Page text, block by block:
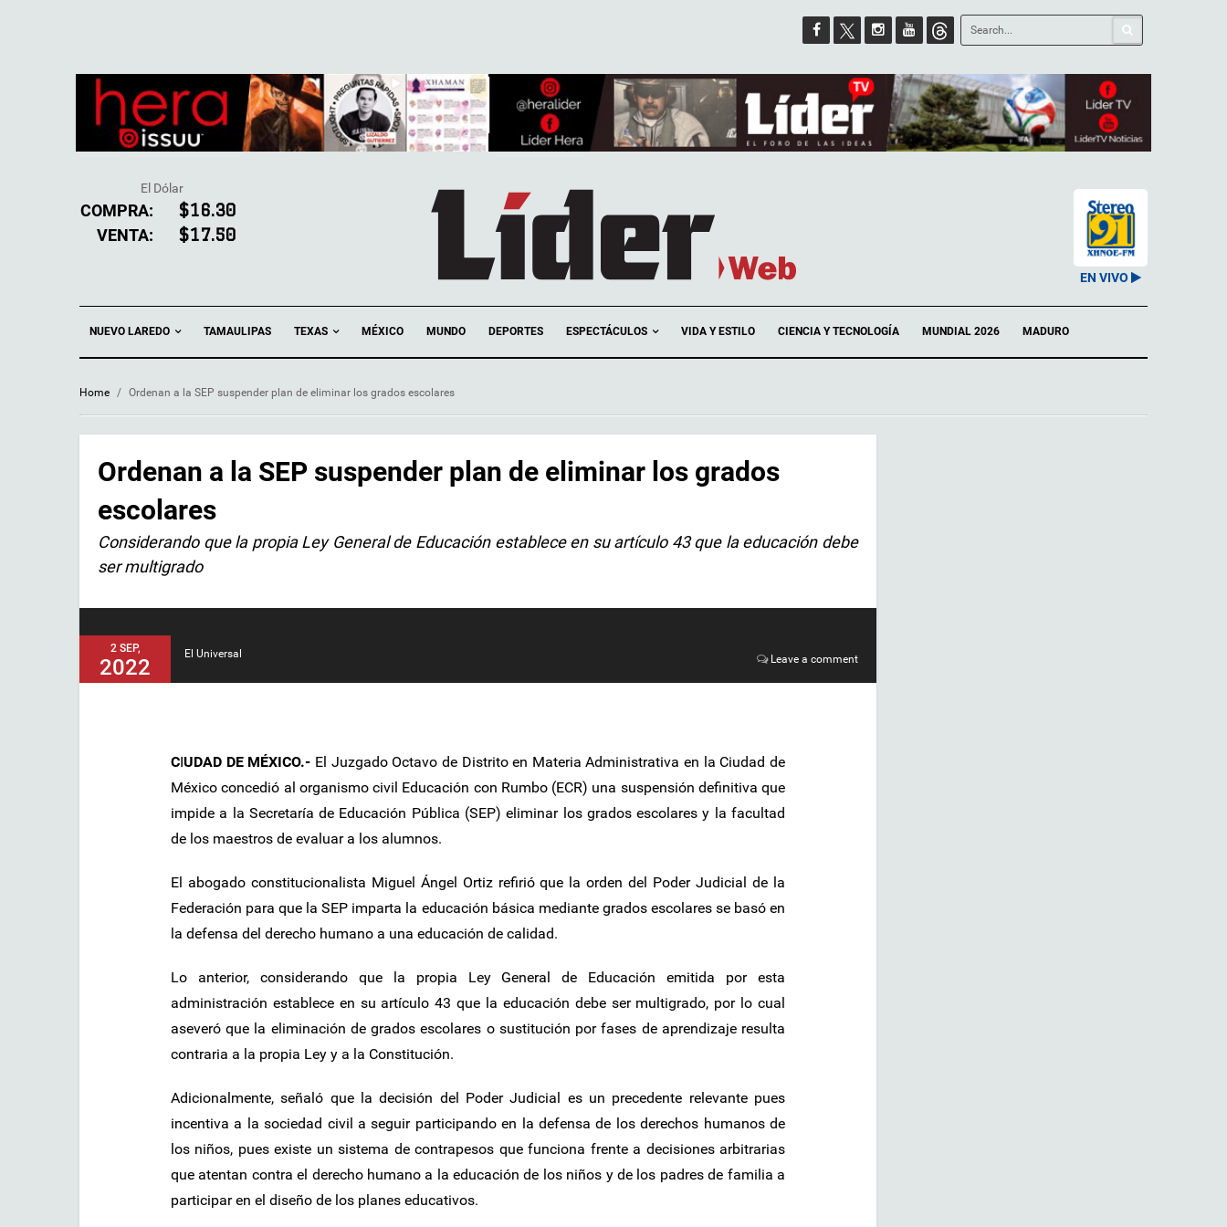
El Dólar
COMPRA: $16.30
VENTA: $17.50
EN VIVO
NUEVO LAREDO TAMAULIPAS TEXAS MÉXICO MUNDO DEPORTES ESPECTÁCULOS VIDA Y ESTILO CIENCIA Y TECNOLOGÍA MUNDIAL 2026 MADURO
Home / Ordenan a la SEP suspender plan de eliminar los grados escolares
Ordenan a la SEP suspender plan de eliminar los grados
escolares
Considerando que la propia Ley General de Educación establece en su artículo 43 que la educación debe
ser multigrado
2 SEP,
2022
El Universal Leave a comment
CIUDAD DE MÉXICO.- El Juzgado Octavo de Distrito en Materia Administrativa en la Ciudad de
México concedió al organismo civil Educación con Rumbo (ECR) una suspensión definitiva que
impide a la Secretaría de Educación Pública (SEP) eliminar los grados escolares y la facultad
de los maestros de evaluar a los alumnos.
El abogado constitucionalista Miguel Ángel Ortiz refirió que la orden del Poder Judicial de la
Federación para que la SEP imparta la educación básica mediante grados escolares se basó en
la defensa del derecho humano a una educación de calidad.
Lo anterior, considerando que la propia Ley General de Educación emitida por esta
administración establece en su artículo 43 que la educación debe ser multigrado, por lo cual
aseveró que la eliminación de grados escolares o sustitución por fases de aprendizaje resulta
contraria a la propia Ley y a la Constitución.
Adicionalmente, señaló que la decisión del Poder Judicial es un precedente relevante pues
incentiva a la sociedad civil a seguir participando en la defensa de los derechos humanos de
los niños, pues existe un sistema de contrapesos que funciona frente a decisiones arbitrarias
que atentan contra el derecho humano a la educación de los niños y de los padres de familia a
participar en el diseño de los planes educativos.